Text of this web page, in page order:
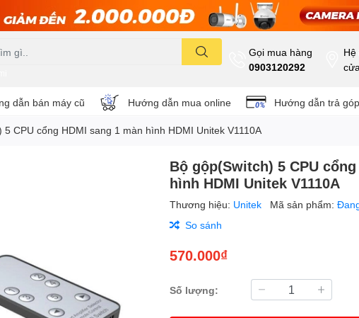
Gọi mua hàng
0903120292
Hệ
dẫn bán máy cũ Hướng dẫn mua online Hướng dẫn trả góp
5 CPU cổng HDMI sang 1 màn hình HDMI Unitek V1110A
Bộ gộp(Switch) 5 CPU
hình HDMI Unitek V1110A
Thương hiệu: Unitek Mã sản phẩm:
So sánh
570.000₫
Số lượng: